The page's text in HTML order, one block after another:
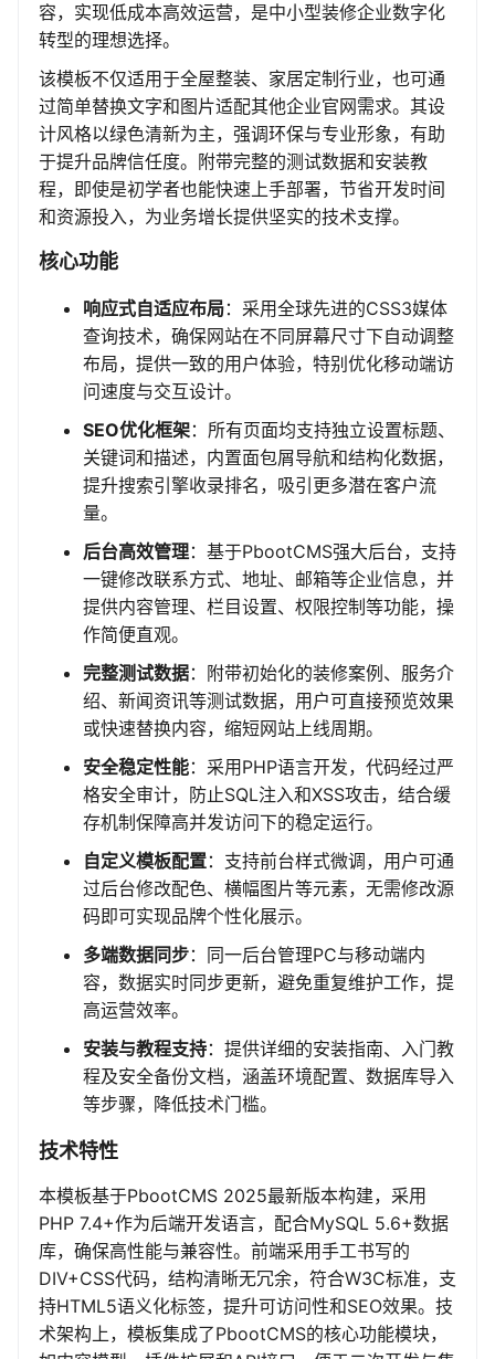
容，实现低成本高效运营，是中小型装修企业数字化
转型的理想选择。
该模板不仅适用于全屋整装、家居定制行业，也可通
过简单替换文字和图片适配其他企业官网需求。其设
计风格以绿色清新为主，强调环保与专业形象，有助
于提升品牌信任度。附带完整的测试数据和安装教
程，即使是初学者也能快速上手部署，节省开发时间
和资源投入，为业务增长提供坚实的技术支撑。
核心功能
响应式自适应布局：采用全球先进的CSS3媒体
查询技术，确保网站在不同屏幕尺寸下自动调整
布局，提供一致的用户体验，特别优化移动端访
问速度与交互设计。
SEO优化框架：所有页面均支持独立设置标题、
关键词和描述，内置面包屑导航和结构化数据，
提升搜索引擎收录排名，吸引更多潜在客户流
量。
后台高效管理：基于PbootCMS强大后台，支持
一键修改联系方式、地址、邮箱等企业信息，并
提供内容管理、栏目设置、权限控制等功能，操
作简便直观。
完整测试数据：附带初始化的装修案例、服务介
绍、新闻资讯等测试数据，用户可直接预览效果
或快速替换内容，缩短网站上线周期。
安全稳定性能：采用PHP语言开发，代码经过严
格安全审计，防止SQL注入和XSS攻击，结合缓
存机制保障高并发访问下的稳定运行。
自定义模板配置：支持前台样式微调，用户可通
过后台修改配色、横幅图片等元素，无需修改源
码即可实现品牌个性化展示。
多端数据同步：同一后台管理PC与移动端内
容，数据实时同步更新，避免重复维护工作，提
高运营效率。
安装与教程支持：提供详细的安装指南、入门教
程及安全备份文档，涵盖环境配置、数据库导入
等步骤，降低技术门槛。
技术特性
本模板基于PbootCMS 2025最新版本构建，采用
PHP 7.4+作为后端开发语言，配合MySQL 5.6+数据
库，确保高性能与兼容性。前端采用手工书写的
DIV+CSS代码，结构清晰无冗余，符合W3C标准，支
持HTML5语义化标签，提升可访问性和SEO效果。技
术架构上，模板集成了PbootCMS的核心功能模块，